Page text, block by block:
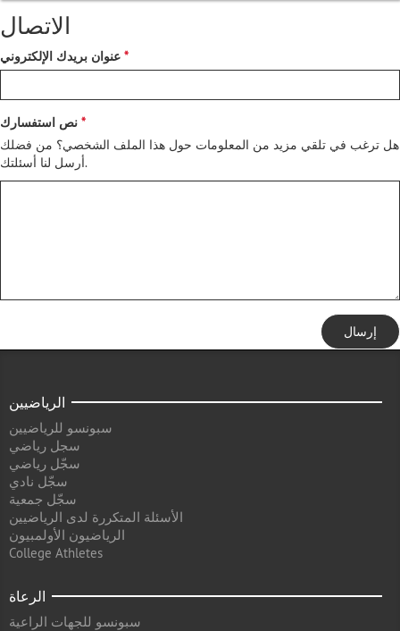
الاتصال
عنوان بريدك الإلكتروني
نص استفسارك
هل ترغب في تلقي مزيد من المعلومات حول هذا الملف الشخصي؟ من فضلك
أرسل لنا أسئلتك.
إرسال
الرياضيين
سبونسو للرياضيين
سجل رياضي
سجّل رياضي
سجّل نادي
سجّل جمعية
الأسئلة المتكررة لدى الرياضيين
الرياضيون الأولمبيون
College Athletes
الرعاة
سبونسو للجهات الراعية